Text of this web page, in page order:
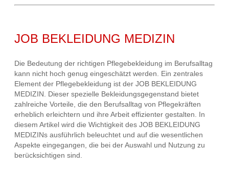
JOB BEKLEIDUNG MEDIZIN
Die Bedeutung der richtigen Pflegebekleidung im Berufsalltag
kann nicht hoch genug eingeschätzt werden. Ein zentrales
Element der Pflegebekleidung ist der JOB BEKLEIDUNG
MEDIZIN. Dieser spezielle Bekleidungsgegenstand bietet
zahlreiche Vorteile, die den Berufsalltag von Pflegekräften
erheblich erleichtern und ihre Arbeit effizienter gestalten. In
diesem Artikel wird die Wichtigkeit des JOB BEKLEIDUNG
MEDIZINs ausführlich beleuchtet und auf die wesentlichen
Aspekte eingegangen, die bei der Auswahl und Nutzung zu
berücksichtigen sind.